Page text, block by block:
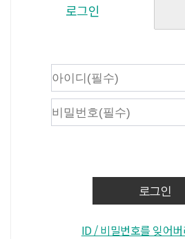
로그인
ID / 비밀번호를 잊어